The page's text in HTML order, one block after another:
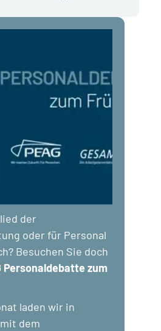
der
oder für Personal
Besuchen Sie doch
Personaldebatte zum
laden wir in
dem